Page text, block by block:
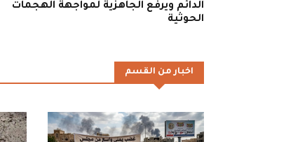
الدائم ويرفع الجاهزية لمواجهة الهجمات
الحوثية
اخبار من القسم